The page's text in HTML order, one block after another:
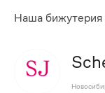
Наша бижутерия